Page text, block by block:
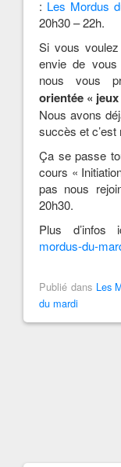
: Les Mordus
20h30 – 22h.
Si vous
envie de vous
nous vous
orientée « jeux
Nous avons
succès et
Ça se passe
cours «
pas nous
20h30.
Plus
mordus-du-
Publié dans Les
du mardi